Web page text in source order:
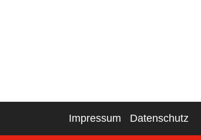
Impressum Datenschutz